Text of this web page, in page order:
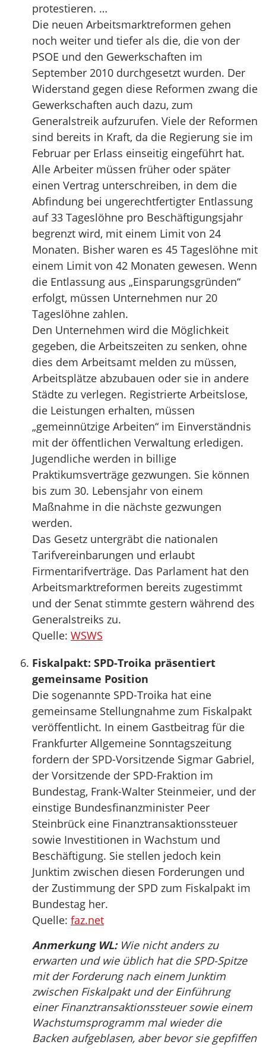
protestieren. …
Die neuen Arbeitsmarktreformen gehen
noch weiter und tiefer als die, die von der
PSOE und den Gewerkschaften im
September 2010 durchgesetzt wurden. Der
Widerstand gegen diese Reformen zwang die
Gewerkschaften auch dazu, zum
Generalstreik aufzurufen. Viele der Reformen
sind bereits in Kraft, da die Regierung sie im
Februar per Erlass einseitig eingeführt hat.
Alle Arbeiter müssen früher oder später
einen Vertrag unterschreiben, in dem die
Abfindung bei ungerechtfertigter Entlassung
auf 33 Tageslöhne pro Beschäftigungsjahr
begrenzt wird, mit einem Limit von 24
Monaten. Bisher waren es 45 Tageslöhne mit
einem Limit von 42 Monaten gewesen. Wenn
die Entlassung aus „Einsparungsgründen“
erfolgt, müssen Unternehmen nur 20
Tageslöhne zahlen.
Den Unternehmen wird die Möglichkeit
gegeben, die Arbeitszeiten zu senken, ohne
dies dem Arbeitsamt melden zu müssen,
Arbeitsplätze abzubauen oder sie in andere
Städte zu verlegen. Registrierte Arbeitslose,
die Leistungen erhalten, müssen
„gemeinnützige Arbeiten“ im Einverständnis
mit der öffentlichen Verwaltung erledigen.
Jugendliche werden in billige
Praktikumsverträge gezwungen. Sie können
bis zum 30. Lebensjahr von einem
Maßnahme in die nächste gezwungen
werden.
Das Gesetz untergräbt die nationalen
Tarifvereinbarungen und erlaubt
Firmentarifverträge. Das Parlament hat den
Arbeitsmarktreformen bereits zugestimmt
und der Senat stimmte gestern während des
Generalstreiks zu.
Quelle: WSWS
Fiskalpakt: SPD-Troika präsentiert
gemeinsame Position
Die sogenannte SPD-Troika hat eine
gemeinsame Stellungnahme zum Fiskalpakt
veröffentlicht. In einem Gastbeitrag für die
Frankfurter Allgemeine Sonntagszeitung
fordern der SPD-Vorsitzende Sigmar Gabriel,
der Vorsitzende der SPD-Fraktion im
Bundestag, Frank-Walter Steinmeier, und der
einstige Bundesfinanzminister Peer
Steinbrück eine Finanztransaktionssteuer
sowie Investitionen in Wachstum und
Beschäftigung. Sie stellen jedoch kein
Junktim zwischen diesen Forderungen und
der Zustimmung der SPD zum Fiskalpakt im
Bundestag her.
Quelle: faz.net
Anmerkung WL:Wie nicht anders zu
erwarten und wie üblich hat die SPD-Spitze
mit der Forderung nach einem Junktim
zwischen Fiskalpakt und der Einführung
einer Finanztransaktionssteuer sowie einem
Wachstumsprogramm mal wieder die
Backen aufgeblasen, aber bevor sie gepfiffen